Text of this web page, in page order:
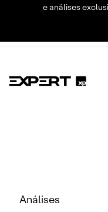
e análises
Análises